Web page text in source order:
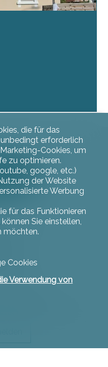
Sie uns
53 53
Sie sich kostenlos an.
die für das
erforderlich
Cookies, um
zu optimieren.
google, etc.)
der Website
Werbung
für das Funktionieren
Sie einstellen,
möchten.
Cookies
Verwendung von